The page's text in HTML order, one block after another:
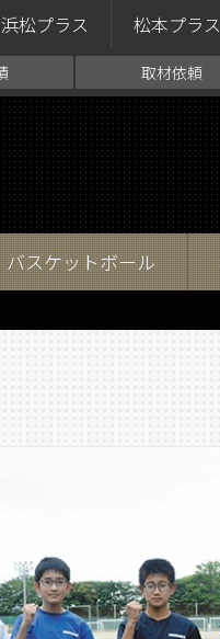
浜松プラス 松本プラス
取材依頼
バスケットボール